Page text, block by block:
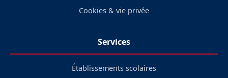
Cookies & vie privée
Services
Établissements scolaires